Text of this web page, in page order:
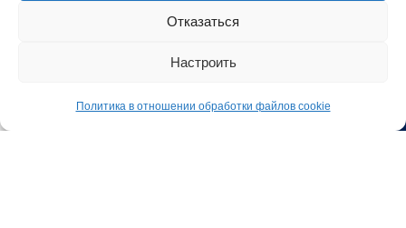
Отказаться
Настроить
Политика в отношении обработки файлов cookie